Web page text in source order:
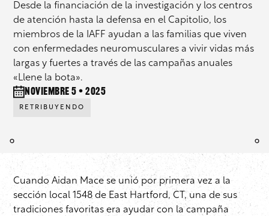
Desde la financiación de la investigación y los centros
de atención hasta la defensa en el Capitolio, los
miembros de la IAFF ayudan a las familias que viven
con enfermedades neuromusculares a vivir vidas más
largas y fuertes a través de las campañas anuales
«Llene la bota».
noviembre 5 • 2025
RETRIBUYENDO
Cuando Aidan Mace se unió por primera vez a la
sección local 1548 de East Hartford, CT, una de sus
tradiciones favoritas era ayudar con la campaña